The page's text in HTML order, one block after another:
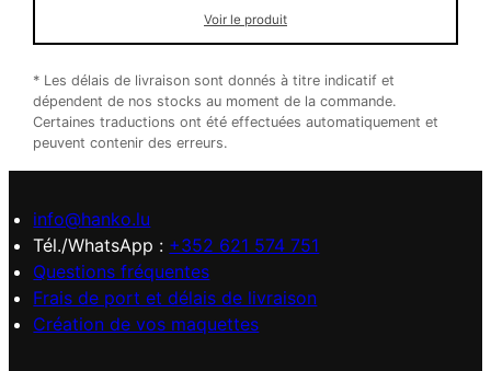
Voir le produit
* Les délais de livraison sont donnés à titre indicatif et
dépendent de nos stocks au moment de la commande.
Certaines traductions ont été effectuées automatiquement et
peuvent contenir des erreurs.
info@hanko.lu
Tél./WhatsApp : +352 621 574 751
Questions fréquentes
Frais de port et délais de livraison
Création de vos maquettes